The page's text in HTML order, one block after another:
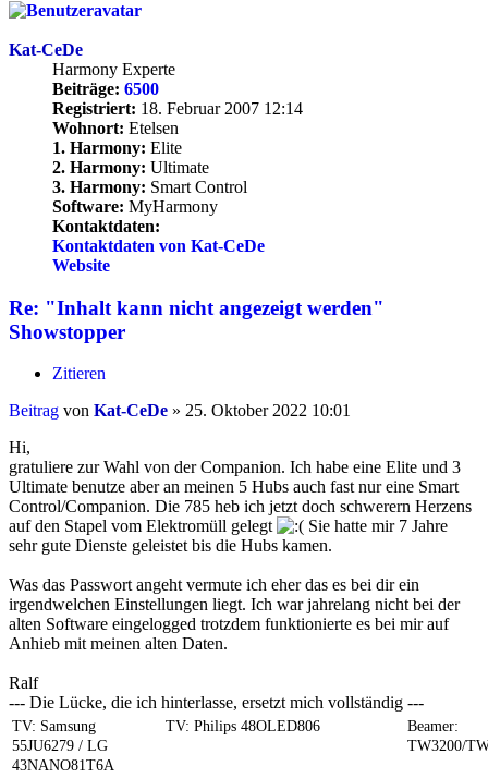
Kat-CeDe
Harmony Experte
Beiträge: 6500
Registriert: 18. Februar 2007 12:14
Wohnort: Etelsen
1. Harmony: Elite
2. Harmony: Ultimate
3. Harmony: Smart Control
Software: MyHarmony
Kontaktdaten:
Kontaktdaten von Kat-CeDe
Website
Re: "Inhalt kann nicht angezeigt werden"
Showstopper
Zitieren
Beitrag von Kat-CeDe » 25. Oktober 2022 10:01
Hi,
gratuliere zur Wahl von der Companion. Ich habe eine Elite und 3
Ultimate benutze aber an meinen 5 Hubs auch fast nur eine Smart
Control/Companion. Die 785 heb ich jetzt doch schwerern Herzens
auf den Stapel vom Elektromüll gelegt
Sie hatte mir 7 Jahre
sehr gute Dienste geleistet bis die Hubs kamen.
Was das Passwort angeht vermute ich eher das es bei dir ein
irgendwelchen Einstellungen liegt. Ich war jahrelang nicht bei der
alten Software eingelogged trotzdem funktionierte es bei mir auf
Anhieb mit meinen alten Daten.
Ralf
--- Die Lücke, die ich hinterlasse, ersetzt mich vollständig ---
TV: Samsung
55JU6279 / LG
43NANO81T6A
TV: Philips 48OLED806
Beamer:
TW3200/